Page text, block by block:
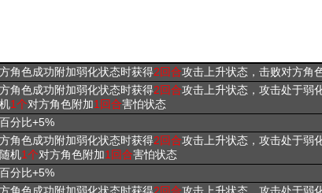
角色成功附加弱化状态时获得2回合攻击上升状态，击败对方角
角色成功附加弱化状态时获得2回合攻击上升状态，攻击处于弱
1个对方角色附加1回合害怕状态
分比+5%
角色成功附加弱化状态时获得2回合攻击上升状态，攻击处于弱
机1个对方角色附加1回合害怕状态
分比+5%
角色成功附加弱化状态时获得2回合攻击上升状态，攻击处于弱